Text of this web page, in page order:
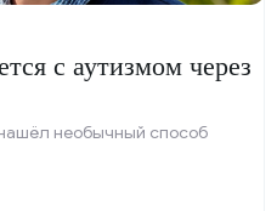
с аутизмом через
необычный способ